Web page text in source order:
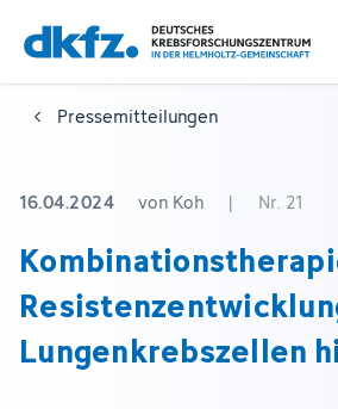
Zum
Hauptinhalt
springen
Zur
Fußzeile
springen
Pressemitteilungen
16.04.2024 von Koh | Nr. 21
Lungenkrebszellen